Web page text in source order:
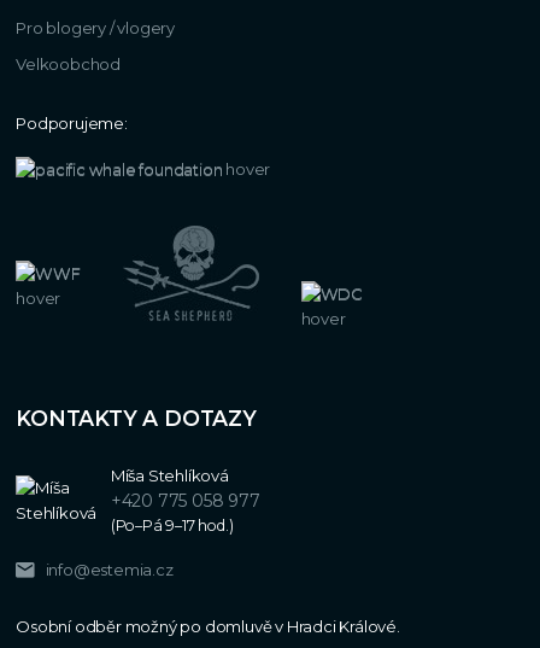
Pro blogery / vlogery
Velkoobchod
Podporujeme:
KONTAKTY A DOTAZY
Míša Stehlíková
+420 775 058 977
(Po–Pá 9–17 hod.)
info@estemia.cz